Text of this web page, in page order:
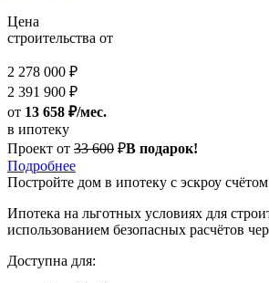
Цена
строительства от
2 278 000 ₽
2 391 900 ₽
от 13 658 ₽/мес.
в ипотеку
Проект от 33 600 ₽В подарок!
Подробнее
Постройте дом в ипотеку с эскроу
Ипотека на льготных условиях для
использованием безопасных расчётов
Доступна для: